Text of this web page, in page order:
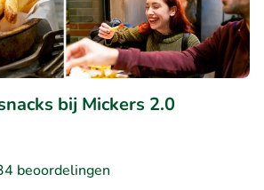
bij Mickers 2.0
beoordelingen